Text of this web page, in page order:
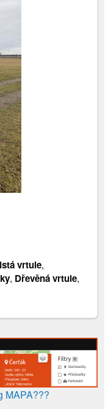
vrtule,
, Dřevěná vrtule,
MAPA???